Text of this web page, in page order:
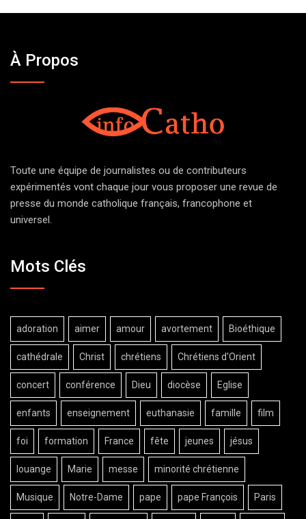
À Propos
Toute une équipe de journalistes ou de contributeurs
expérimentés vont chaque jour vous proposer une revue de
presse du monde catholique français, francophone et
universel.
Mots Clés
adoration aimer amour avortement Bioéthique
cathédrale Christ chrétiens Chrétiens d'Orient
concert conférence Dieu diocèse Eglise
enfants enseignement euthanasie famille film
foi formation France fête jeunes jésus
louange Marie messe minorité chrétienne
Musique Notre-Dame pape pape François Paris